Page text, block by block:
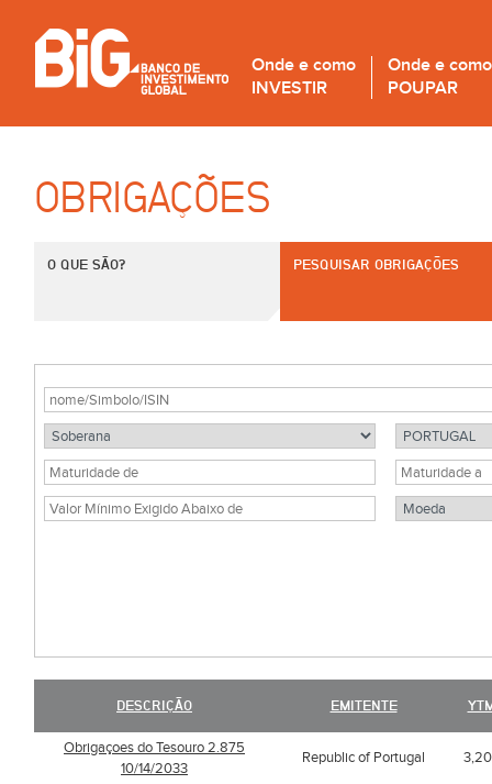
Onde e como
INVESTIR
Onde e como
POUPAR
OBRIGAÇÕES
O QUE SÃO? PESQUISAR OBRIGAÇÕES
DESCRIÇÃO EMITENTE
Obrigaçoes do Tesouro 2.875
10/14/2033
Republic of Portugal